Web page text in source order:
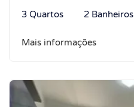
3 Quartos 2 Banheiros
Mais informações